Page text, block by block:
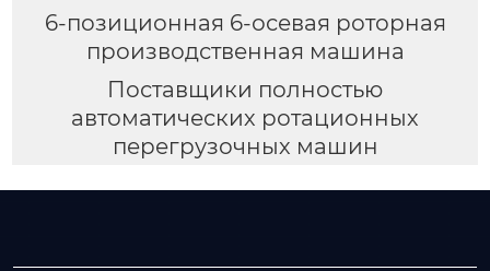
6-позиционная 6-осевая роторная
производственная машина
Поставщики полностью
автоматических ротационных
перегрузочных машин